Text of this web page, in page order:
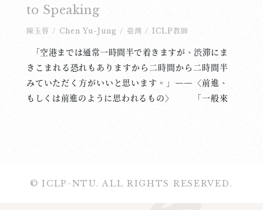
to Speaking
陳玉蓉 / Chen Yu-Jung / 臺灣 / ICLP教師
「空港までは通常一時間半で着きますが、渋滞にま
きこまれる恐れもありますから二時間から二時間半
みていただく方がいいと思います。」——〈前進、
もしくは前進のように思われるもの〉 「一般來
了，雖然有不少字還得查字典，（或是亂猜，或是乾
脆視而不見，）但是由於我對日本文學很有興趣，因
© ICLP-NTU. ALL RIGHTS RESERVED.